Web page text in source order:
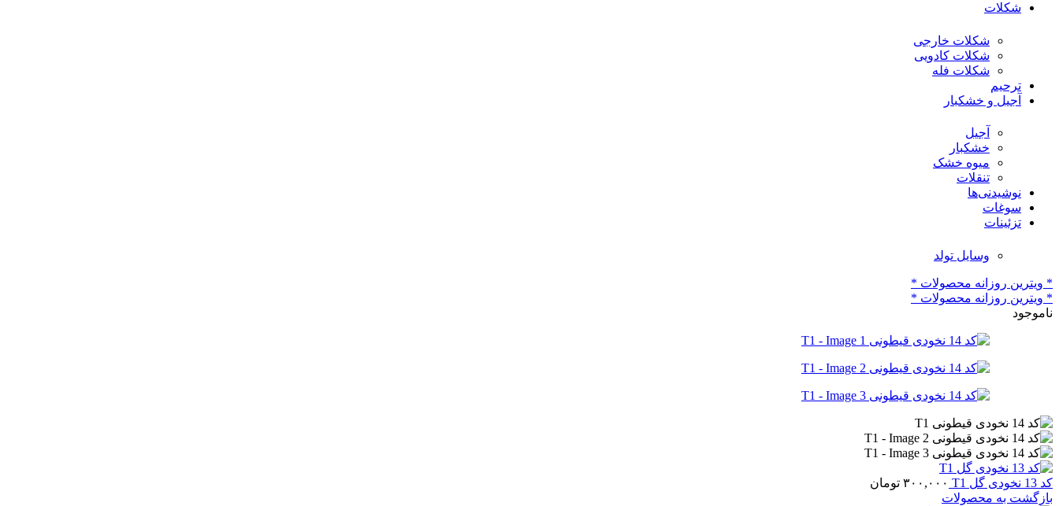
شکلات
شکلات خارجی
شکلات کادویی
شکلات فله
ترحیم
آجیل و خشکبار
آجیل
خشکبار
میوه خشک
تنقلات
نوشیدنی‌ها
سوغات
تزئینات
وسایل تولد
* ویترین روزانه محصولات *
* ویترین روزانه محصولات *
ناموجود
کد 13 نخودی گل T1 ۳۰۰,۰۰۰ تومان
بازگشت به محصولات